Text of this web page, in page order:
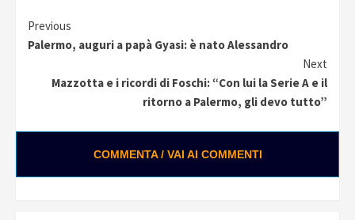
Continue
Previous
Palermo, auguri a papà Gyasi: è nato Alessandro
Next
Mazzotta e i ricordi di Foschi: “Con lui la Serie A e il
ritorno a Palermo, gli devo tutto”
COMMENTA / VAI AI COMMENTI